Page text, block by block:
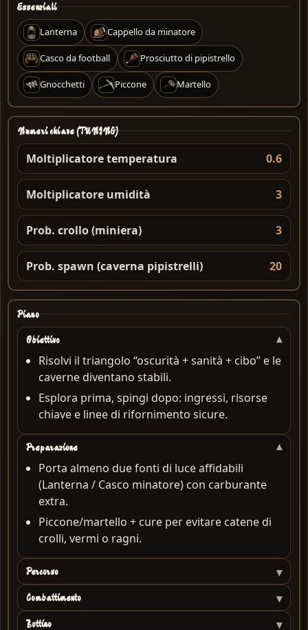
Essenziali
Lanterna Cappello da minatore
Casco da football Prosciutto di pipistrello
Gnocchetti Piccone Martello
Numeri chiave (TUNING)
Moltiplicatore temperatura 0.6
Moltiplicatore umidità 3
Prob. crollo (miniera) 3
Prob. spawn (caverna pipistrelli) 20
Piano
Obiettivo
Risolvi il triangolo “oscurità + sanità + cibo” e le
caverne diventano stabili.
Esplora prima, spingi dopo: ingressi, risorse
chiave e linee di rifornimento sicure.
Preparazione
Porta almeno due fonti di luce affidabili
(Lanterna / Casco minatore) con carburante
extra.
Piccone/martello + cure per evitare catene di
crolli, vermi o ragni.
Percorso
Combattimento
Bottino